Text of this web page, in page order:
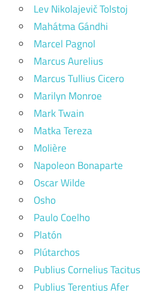
Lev Nikolajevič Tolstoj
Mahátma Gándhi
Marcel Pagnol
Marcus Aurelius
Marcus Tullius Cicero
Marilyn Monroe
Mark Twain
Matka Tereza
Molière
Napoleon Bonaparte
Oscar Wilde
Osho
Paulo Coelho
Platón
Plútarchos
Publius Cornelius Tacitus
Publius Terentius Afer